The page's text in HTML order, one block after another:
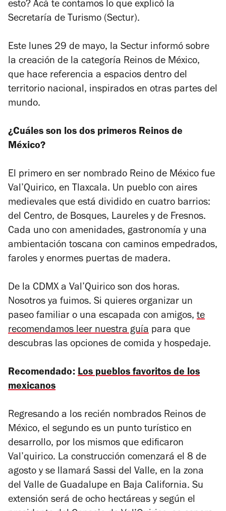
esto? Acá te contamos lo que explicó la
Secretaría de Turismo (Sectur).
Este lunes 29 de mayo, la Sectur informó sobre
la creación de la categoría Reinos de México,
que hace referencia a espacios dentro del
territorio nacional, inspirados en otras partes del
mundo.
¿Cuáles son los dos primeros Reinos de
México?
El primero en ser nombrado Reino de México fue
Val’Quirico, en Tlaxcala. Un pueblo con aires
medievales que está dividido en cuatro barrios:
del Centro, de Bosques, Laureles y de Fresnos.
Cada uno con amenidades, gastronomía y una
ambientación toscana con caminos empedrados,
faroles y enormes puertas de madera.
De la CDMX a Val’Quirico son dos horas.
Nosotros ya fuimos. Si quieres organizar un
paseo familiar o una escapada con amigos, te
recomendamos leer nuestra guía para que
descubras las opciones de comida y hospedaje.
Recomendado: Los pueblos favoritos de los
mexicanos
Regresando a los recién nombrados Reinos de
México, el segundo es un punto turístico en
desarrollo, por los mismos que edificaron
Val’quirico. La construcción comenzará el 8 de
agosto y se llamará Sassi del Valle, en la zona
del Valle de Guadalupe en Baja California. Su
extensión será de ocho hectáreas y según el